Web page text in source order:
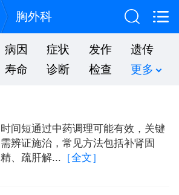
胸外科
病因 症状 发作
遗传
寿命 诊断 检查 更多
时间短通过中药调理可能有效，关键
需辨证施治，常见方法包括补肾固
精、疏肝解... ［全文］